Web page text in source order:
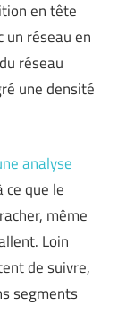
en tête
un réseau en
réseau
une densité
analyse
ce que le
même
Loin
de suivre,
segments